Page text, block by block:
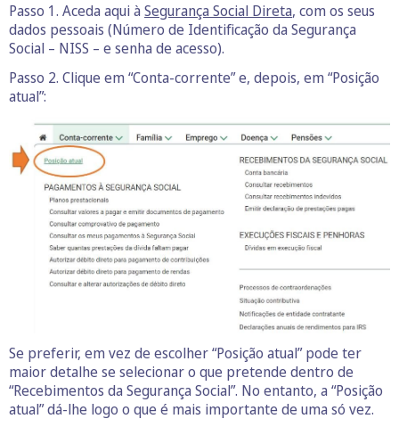
Passo 1. Aceda aqui à Segurança Social Direta, com os seus
dados pessoais (Número de Identificação da Segurança
Social – NISS – e senha de acesso).
Passo 2. Clique em “Conta-corrente” e, depois, em “Posição
atual”:
Se preferir, em vez de escolher “Posição atual” pode ter
maior detalhe se selecionar o que pretende dentro de
“Recebimentos da Segurança Social”. No entanto, a “Posição
atual” dá-lhe logo o que é mais importante de uma só vez.